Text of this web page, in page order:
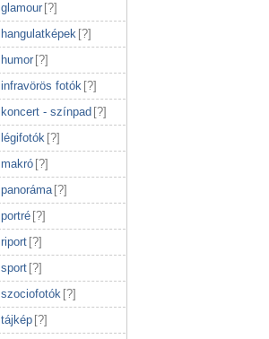
glamour [?]
hangulatképek [?]
humor [?]
infravörös fotók [?]
koncert - színpad [?]
légifotók [?]
makró [?]
panoráma [?]
portré [?]
riport [?]
sport [?]
szociofotók [?]
tájkép [?]